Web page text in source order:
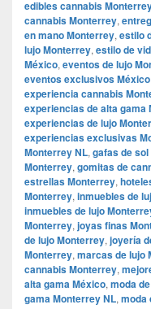
edibles cannabis
cannabis Monterrey,
en mano Monterrey, estilo
lujo Monterrey, estilo de
México, eventos de lujo
eventos exclusivos México
experiencia cannabis
experiencias de alta gama
experiencias de lujo
experiencias exclusivas
Monterrey NL, gafas de
Monterrey, gomitas de
estrellas Monterrey,
Monterrey, inmuebles de
inmuebles de lujo
Monterrey, joyas finas
de lujo Monterrey, joyería
Monterrey, marcas de lujo
cannabis Monterrey,
alta gama México, moda
gama Monterrey NL, moda